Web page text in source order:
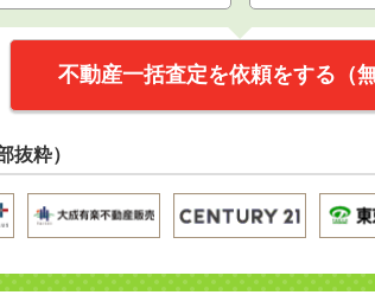
不動産一括査定を依頼をする（無
抜粋）